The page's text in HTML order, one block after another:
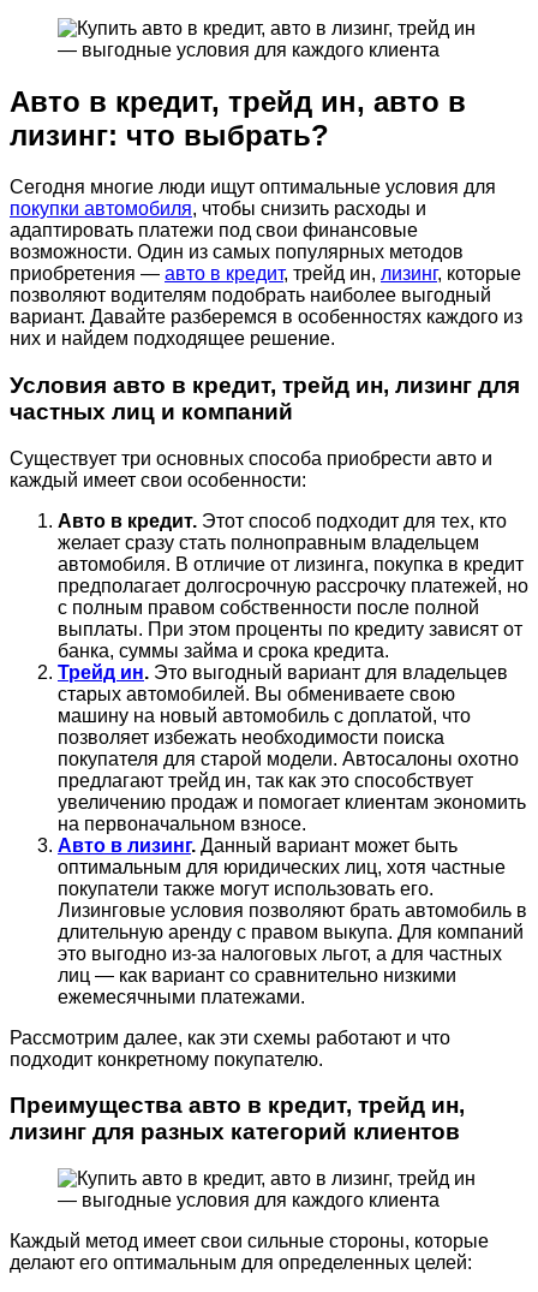
Авто в кредит, трейд ин, авто в
лизинг: что выбрать?
Сегодня многие люди ищут оптимальные условия для
покупки автомобиля, чтобы снизить расходы и
адаптировать платежи под свои финансовые
возможности. Один из самых популярных методов
приобретения — авто в кредит, трейд ин, лизинг, которые
позволяют водителям подобрать наиболее выгодный
вариант. Давайте разберемся в особенностях каждого из
них и найдем подходящее решение.
Условия авто в кредит, трейд ин, лизинг для
частных лиц и компаний
Существует три основных способа приобрести авто и
каждый имеет свои особенности:
Авто в кредит. Этот способ подходит для тех, кто
желает сразу стать полноправным владельцем
автомобиля. В отличие от лизинга, покупка в кредит
предполагает долгосрочную рассрочку платежей, но
с полным правом собственности после полной
выплаты. При этом проценты по кредиту зависят от
банка, суммы займа и срока кредита.
Трейд ин. Это выгодный вариант для владельцев
старых автомобилей. Вы обмениваете свою
машину на новый автомобиль с доплатой, что
позволяет избежать необходимости поиска
покупателя для старой модели. Автосалоны охотно
предлагают трейд ин, так как это способствует
увеличению продаж и помогает клиентам экономить
на первоначальном взносе.
Авто в лизинг. Данный вариант может быть
оптимальным для юридических лиц, хотя частные
покупатели также могут использовать его.
Лизинговые условия позволяют брать автомобиль в
длительную аренду с правом выкупа. Для компаний
это выгодно из-за налоговых льгот, а для частных
лиц — как вариант со сравнительно низкими
ежемесячными платежами.
Рассмотрим далее, как эти схемы работают и что
подходит конкретному покупателю.
Преимущества авто в кредит, трейд ин,
лизинг для разных категорий клиентов
Каждый метод имеет свои сильные стороны, которые
делают его оптимальным для определенных целей: